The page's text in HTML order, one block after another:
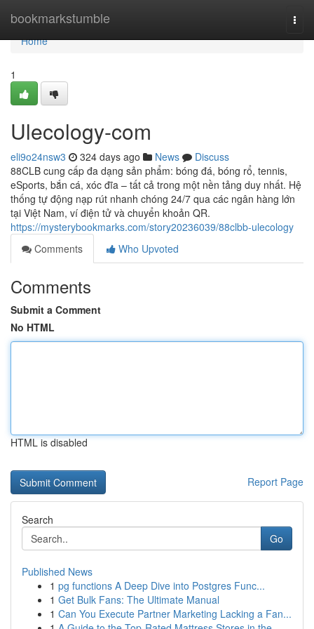
bookmarkstumble
Home
Home
1
Ulecology-com
eli9o24nsw3 324 days ago News
Discuss
88CLB cung cấp đa dạng sản phẩm: bóng đá, bóng rổ, tennis,
eSports, bắn cá, xóc đĩa – tất cả trong một nền tảng duy nhất. Hệ
thống tự động nạp rút nhanh chóng 24/7 qua các ngân hàng lớn
tại Việt Nam, ví điện tử và chuyển khoản QR.
https://mysterybookmarks.com/story20236039/88clbb-ulecology
Comments
Who Upvoted
Comments
Submit a Comment
No HTML
HTML is disabled
Report Page
Search
Go
Published News
1 pg functions A Deep Dive into Postgres Func...
1 Get Bulk Fans: The Ultimate Manual
1 Can You Execute Partner Marketing Lacking a Fan...